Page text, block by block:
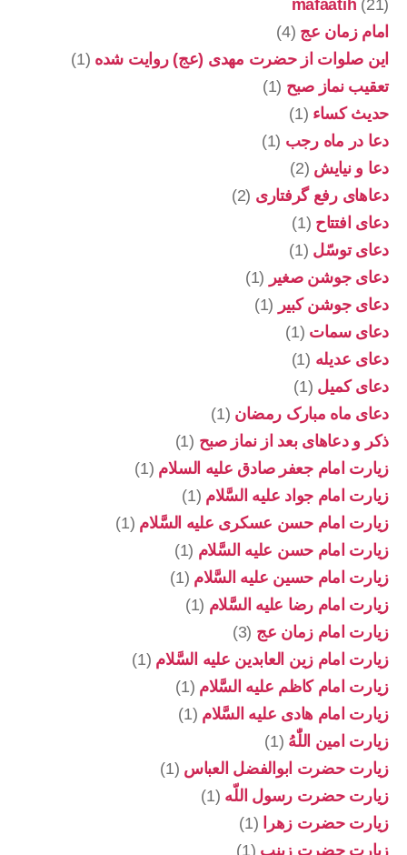
mafaatih (21)
امام زمان عج (4)
این صلوات از حضرت مهدی (عج) روایت شده (1)
تعقیب نماز صبح (1)
حدیث کساء (1)
دعا در ماه رجب (1)
دعا و نیایش (2)
دعاهای رفع گرفتاری (2)
دعای افتتاح (1)
دعای توسّل (1)
دعای جوشن صغیر (1)
دعای جوشن کبیر (1)
دعای سمات (1)
دعای عدیله (1)
دعای کمیل (1)
دعای ماه مبارک رمضان (1)
ذکر و دعاهای بعد از نماز صبح (1)
زیارت امام جعفر صادق علیه السلام (1)
زیارت امام جواد علیه السَّلام (1)
زیارت امام حسن عسکری علیه السَّلام (1)
زیارت امام حسن علیه السَّلام (1)
زیارت امام حسین علیه السَّلام (1)
زیارت امام رضا علیه السَّلام (1)
زیارت امام زمان عج (3)
زیارت امام زین العابدین علیه السَّلام (1)
زیارت امام کاظم علیه السَّلام (1)
زیارت امام هادی علیه السَّلام (1)
زیارت امین اللّٰهُ (1)
زیارت حضرت ابوالفضل العباس (1)
زیارت حضرت رسول اللّه (1)
زیارت حضرت زهرا
(1)
زیارت حضرت زینب (1)